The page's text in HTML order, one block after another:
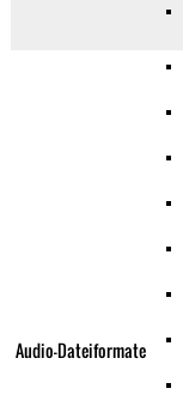
Audio-Dateiformate